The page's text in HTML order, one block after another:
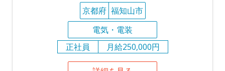
京都府 福知山市
電気・電装
正社員
月給250,000円